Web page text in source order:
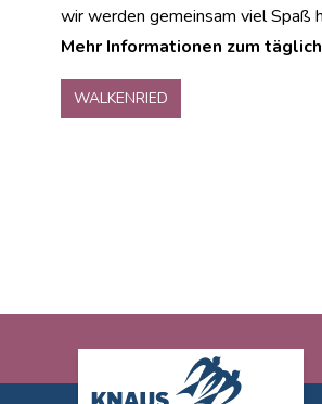
wir werden gemeinsam viel Spaß
Mehr Informationen zum
WALKENRIED